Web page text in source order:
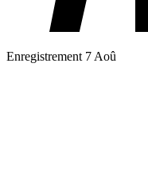
Enregistrement 7 Aoû